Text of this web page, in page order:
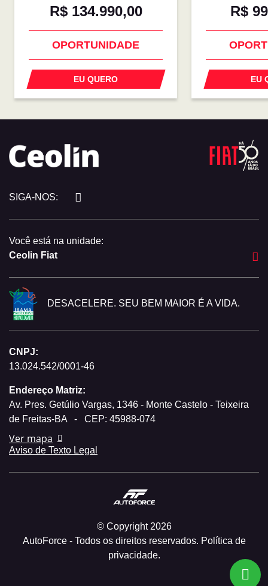
R$ 134.990,00
OPORTUNIDADE
EU QUERO
R$
EU
SIGA-NOS:
Você está na unidade:
Ceolin Fiat
DESACELERE. SEU BEM MAIOR É A VIDA.
CNPJ:
13.024.542/0001-46
Endereço Matriz:
Av. Pres. Getúlio Vargas, 1346 - Monte Castelo - Teixeira
de Freitas-BA
- CEP: 45988-074
Ver mapa
Aviso de Texto Legal
© Copyright 2026
AutoForce - Todos os direitos reservados. Política de
privacidade.